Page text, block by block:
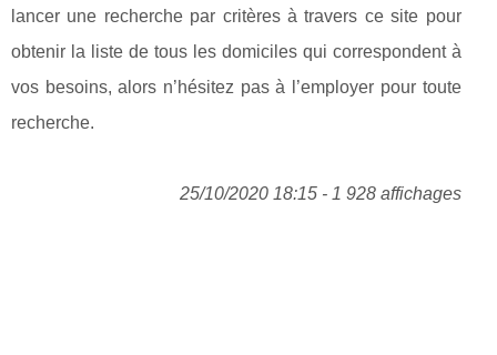
lancer une recherche par critères à travers ce site pour
obtenir la liste de tous les domiciles qui correspondent à
vos besoins, alors n’hésitez pas à l’employer pour toute
recherche.
25/10/2020 18:15 - 1 928 affichages